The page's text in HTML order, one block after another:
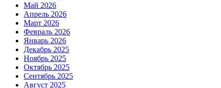
Май 2026
Апрель 2026
Март 2026
Февраль 2026
Январь 2026
Декабрь 2025
Ноябрь 2025
Октябрь 2025
Сентябрь 2025
Август 2025